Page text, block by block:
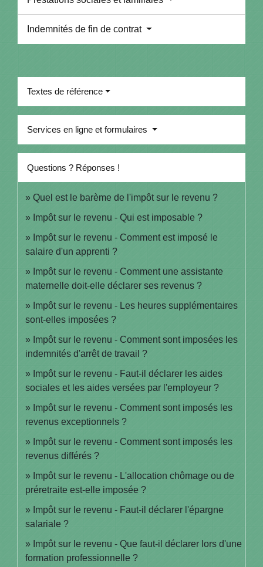
Indemnités de fin de contrat
Textes de référence
Services en ligne et formulaires
Questions ? Réponses !
Quel est le barème de l'impôt sur le revenu ?
Impôt sur le revenu - Qui est imposable ?
Impôt sur le revenu - Comment est imposé le
salaire d'un apprenti ?
Impôt sur le revenu - Comment une assistante
maternelle doit-elle déclarer ses revenus ?
Impôt sur le revenu - Les heures supplémentaires
sont-elles imposées ?
Impôt sur le revenu - Comment sont imposées les
indemnités d'arrêt de travail ?
Impôt sur le revenu - Faut-il déclarer les aides
sociales et les aides versées par l'employeur ?
Impôt sur le revenu - Comment sont imposés les
revenus exceptionnels ?
Impôt sur le revenu - Comment sont imposés les
revenus différés ?
Impôt sur le revenu - L'allocation chômage ou de
préretraite est-elle imposée ?
Impôt sur le revenu - Faut-il déclarer l'épargne
salariale ?
Impôt sur le revenu - Que faut-il déclarer lors d'une
formation professionnelle ?